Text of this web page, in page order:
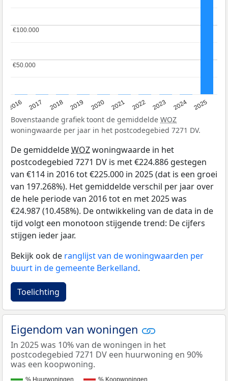
2016 2017 2018 2019 2020 2021 2022 2023 2024 2025
€50.000
€50.000
€100.000
€100.000
Bovenstaande grafiek toont de gemiddelde WOZ
woningwaarde per jaar in het postcodegebied 7271 DV.
De gemiddeldeWOZwoningwaarde in het
postcodegebied 7271 DV is met €224.886 gestegen
van €114 in 2016 tot €225.000 in 2025 (dat is een groei
van 197.268%). Het gemiddelde verschil per jaar over
de hele periode van 2016 tot en met 2025 was
€24.987 (10.458%). De ontwikkeling van de data in de
tijd volgt een monotoon stijgende trend: De cijfers
stijgen ieder jaar.
Bekijk ook de ranglijst van de woningwaarden per
buurt in de gemeente Berkelland.
Toelichting
Eigendom van woningen
In 2025 was 10% van de woningen in het
postcodegebied 7271 DV een huurwoning en 90%
was een koopwoning.